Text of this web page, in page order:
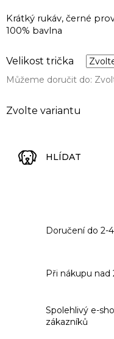
Zvolte variantu
Velikost trička
Můžeme doručit do:
Krátký rukáv, černé
100% bavlna
HLÍDAT
Doručení do 2-
Při nákupu nad
Spolehlivý e-
zákazníků